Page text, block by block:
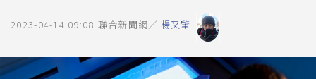
2023-04-14 09:08 聯合新聞網／ 楊又肇